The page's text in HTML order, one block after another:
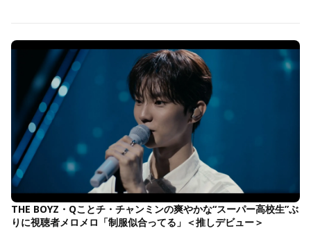
THE BOYZ・Qことチ・チャンミンの爽やかな“スーパー高校生”ぶ
りに視聴者メロメロ「制服似合ってる」＜推しデビュー＞